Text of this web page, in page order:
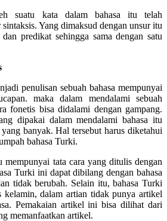
suatu kata dalam bahasa itu telah
Yang dimaksud dengan unsur itu
predikat sehingga sama dengan satu
penulisan sebuah bahasa mempunyai
maka dalam mendalami sebuah
fonetis bisa didalami dengan gampang.
dipakai dalam mendalami bahasa itu
banyak. Hal tersebut harus diketahui
bahasa Turki.
mempunyai tata cara yang ditulis dengan
Turki ini dapat dibilang dengan bahasa
tidak berubah. Selain itu, bahasa Turki
dalam artian tidak punya artikel
Pemakaian artikel ini bisa dilihat dari
memanfaatkan artikel.